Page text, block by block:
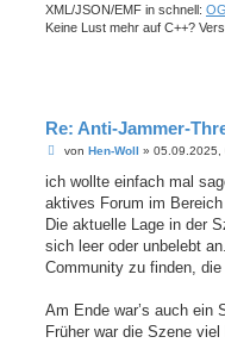
XML/JSON/EMF in schnell:
Keine Lust mehr auf C++?
Re: Anti-Jammer-
B
i
r
a
von Hen-Woll » 05.09.2025,
ich wollte einfach mal
aktives Forum im
Die aktuelle Lage in der
sich leer oder unbelebt
Community zu finden, die
Am Ende war’s auch ein
Früher war die Szene